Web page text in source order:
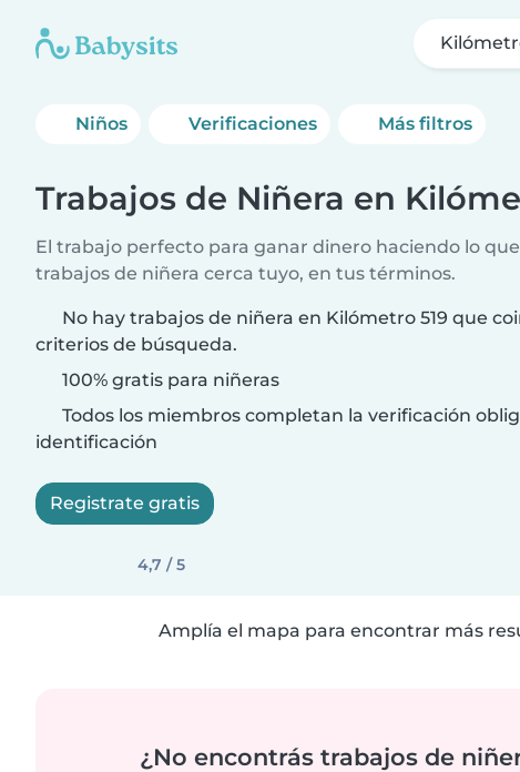
Niños Verificaciones Más filtros
Trabajos de Niñera en
El trabajo perfecto para ganar dinero haciendo lo
trabajos de niñera cerca tuyo, en tus términos.
No hay trabajos de niñera en Kilómetro 519 que
criterios de búsqueda.
100% gratis para niñeras
Todos los miembros completan la verificación
identificación
Registrate gratis
4,7 / 5
Amplía el mapa para encontrar más
¿No encontrás trabajos de